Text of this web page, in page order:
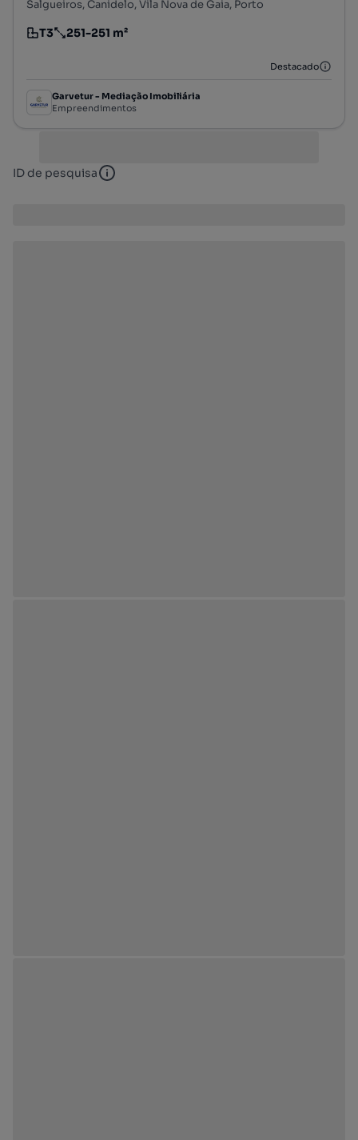
Salgueiros, Canidelo, Vila Nova de Gaia, Porto
Tipologia
T3
Preço por metro quadrado
251-251 m²
Destacado
Garvetur - Mediação Imobiliária
Empreendimentos
ID de pesquisa ID de pesquisa